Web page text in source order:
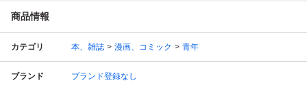
商品情報
カテゴリ 本、雑誌 漫画、コミック 青年
ブランド ブランド登録なし